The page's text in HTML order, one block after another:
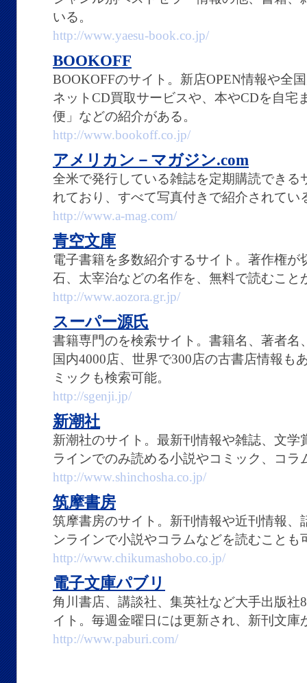
いる。
http://www.yaesu-book.co.jp/
BOOKOFF
BOOKOFFのサイト。新店OPEN情報や全
ネットCD買取サービスや、本やCDを自宅
便」などの紹介がある。
http://www.bookoff.co.jp/
アメリカン－マガジン.com
全米で発行している雑誌を定期購読できる
れており、すべて写真付きで紹介されてい
http://www.a-mag.com/
青空文庫
電子書籍を多数紹介するサイト。著作権
石、太宰治などの名作を、無料で読むこと
http://www.aozora.gr.jp/
スーパー源氏
書籍専門のを検索サイト。書籍名、著者名
国内4000店、世界で300店の古書店情報も
ミックも検索可能。
http://sgenji.jp/
新潮社
新潮社のサイト。最新刊情報や雑誌、文
ラインでのみ読める小説やコミック、コラ
http://www.shinchosha.co.jp/
筑摩書房
筑摩書房のサイト。新刊情報や近刊情報、
ンラインで小説やコラムなどを読むことも
http://www.chikumashobo.co.jp/
電子文庫パブリ
角川書店、講談社、集英社など大手出版社
イト。毎週金曜日には更新され、新刊文
http://www.paburi.com/